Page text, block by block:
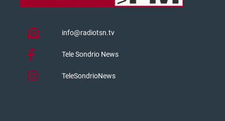
info@radiotsn.tv
Tele Sondrio News
TeleSondrioNews